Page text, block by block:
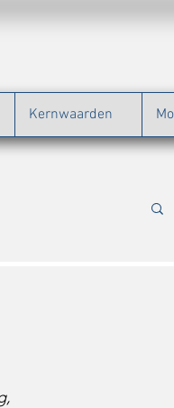
Kernwaarden